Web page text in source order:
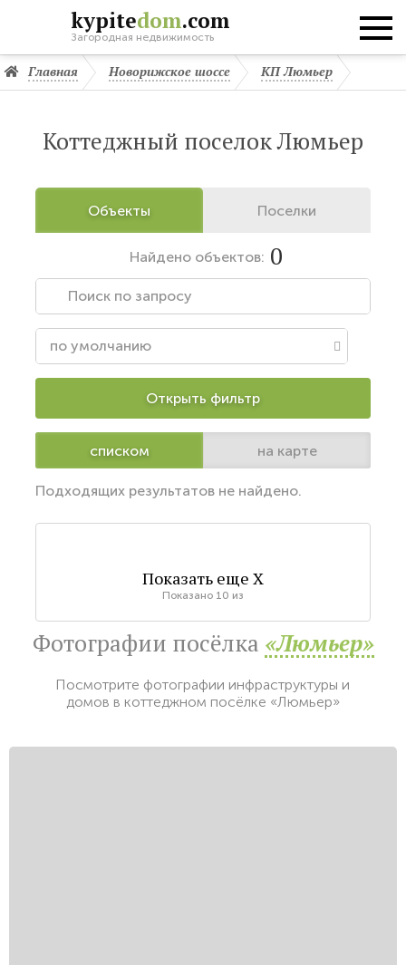
kypitedom.com
Загородная недвижимость
Главная Новорижское шоссе КП Люмьер
Коттеджный поселок Люмьер
Объекты Поселки
Найденообъектов: 0
Открыть фильтр
списком на карте
Подходящих результатов не найдено.
Показать еще X
Показано 10 из
Фотографии посёлка «Люмьер»
Посмотрите фотографии инфраструктуры и
домов в коттеджном посёлке «Люмьер»